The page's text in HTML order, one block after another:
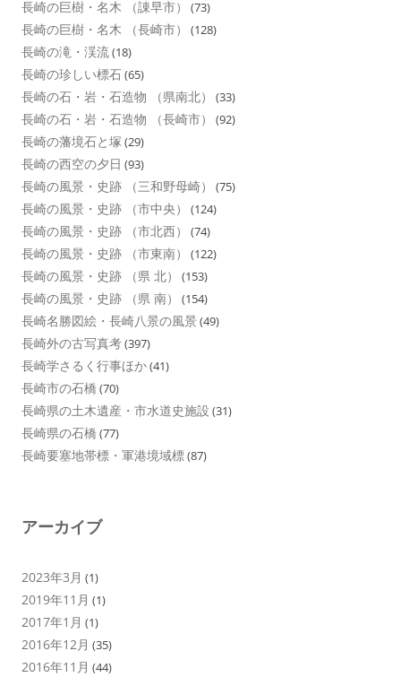
長崎の巨樹・名木 （諌早市） (73)
長崎の巨樹・名木 （長崎市） (128)
長崎の滝・渓流(18)
長崎の珍しい標石(65)
長崎の石・岩・石造物 （県南北） (33)
長崎の石・岩・石造物 （長崎市） (92)
長崎の藩境石と塚 (29)
長崎の西空の夕日 (93)
長崎の風景・史跡 （三和野母崎） (75)
長崎の風景・史跡 （市中央） (124)
長崎の風景・史跡 （市北西） (74)
長崎の風景・史跡 （市東南） (122)
長崎の風景・史跡 （県 北） (153)
長崎の風景・史跡 （県 南） (154)
長崎名勝図絵・長崎八景の風景 (49)
長崎外の古写真考(397)
長崎学さるく行事ほか(41)
長崎市の石橋 (70)
長崎県の土木遺産・市水道史施設 (31)
長崎県の石橋 (77)
長崎要塞地帯標・軍港境域標(87)
アーカイブ
2023年3月 (1)
2019年11月 (1)
2017年1月 (1)
2016年12月 (35)
2016年11月 (44)